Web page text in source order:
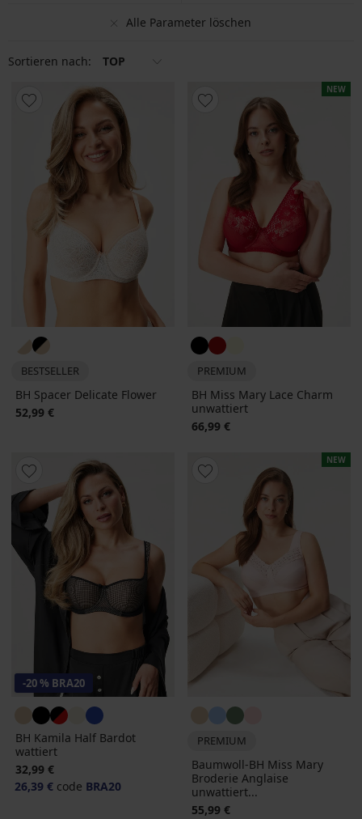
Alle Parameter löschen
Sortieren nach: TOP
BESTSELLER
BH Spacer Delicate Flower
52,99 €
NEW
PREMIUM
BH Miss Mary Lace Charm
unwattiert
66,99 €
-20 % BRA20
BH Kamila Half Bardot
wattiert
32,99 €
26,39 € code BRA20
NEW
PREMIUM
Baumwoll-BH Miss Mary
Broderie Anglaise
unwattiert...
55,99 €